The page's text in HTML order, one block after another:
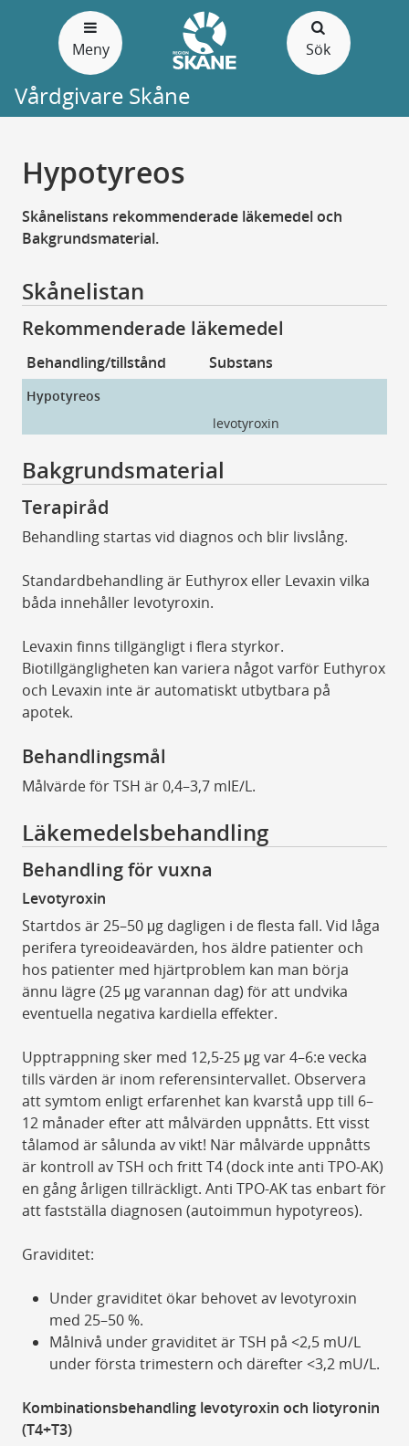
Meny Sök
Vårdgivare Skåne
Hypotyreos
Skånelistans rekommenderade läkemedel och
Bakgrundsmaterial.
Skånelistan
Rekommenderade läkemedel
Behandling/tillstånd Substans
Hypotyreos
levotyroxin
Bakgrundsmaterial
Terapiråd
Behandling startas vid diagnos och blir livslång.
Standardbehandling är Euthyrox eller Levaxin vilka
båda innehåller levotyroxin.
Levaxin finns tillgängligt i flera styrkor.
Biotillgängligheten kan variera något varför Euthyrox
och Levaxin inte är automatiskt utbytbara på
apotek.
Behandlingsmål
Målvärde för TSH är 0,4–3,7 mIE/L.
Läkemedelsbehandling
Behandling för vuxna
Levotyroxin
Startdos är 25–50 μg dagligen i de flesta fall. Vid låga
perifera tyreoideavärden, hos äldre patienter och
hos patienter med hjärtproblem kan man börja
ännu lägre (25 μg varannan dag) för att undvika
eventuella negativa kardiella effekter.
Upptrappning sker med 12,5-25 μg var 4–6:e vecka
tills värden är inom referensintervallet. Observera
att symtom enligt erfarenhet kan kvarstå upp till 6–
12 månader efter att målvärden uppnåtts. Ett visst
tålamod är sålunda av vikt! När målvärde uppnåtts
är kontroll av TSH och fritt T4 (dock inte anti TPO-AK)
en gång årligen tillräckligt. Anti TPO-AK tas enbart för
att fastställa diagnosen (autoimmun hypotyreos).
Graviditet:
Under graviditet ökar behovet av levotyroxin
med 25–50 %.
Målnivå under graviditet är TSH på <2,5 mU/L
under första trimestern och därefter <3,2 mU/L.
Kombinationsbehandling levotyroxin och liotyronin
(T4+T3)